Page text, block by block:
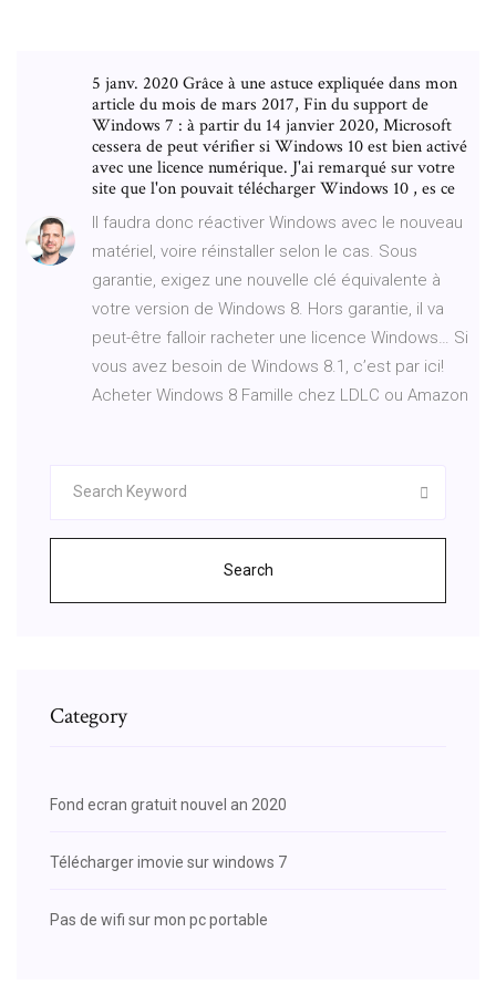
5 janv. 2020 Grâce à une astuce expliquée dans mon
article du mois de mars 2017, Fin du support de
Windows 7 : à partir du 14 janvier 2020, Microsoft
cessera de peut vérifier si Windows 10 est bien activé
avec une licence numérique. J'ai remarqué sur votre
site que l'on pouvait télécharger Windows 10 , es ce
Il faudra donc réactiver Windows avec le nouveau
matériel, voire réinstaller selon le cas. Sous
garantie, exigez une nouvelle clé équivalente à
votre version de Windows 8. Hors garantie, il va
peut-être falloir racheter une licence Windows… Si
vous avez besoin de Windows 8.1, c’est par ici!
Acheter Windows 8 Famille chez LDLC ou Amazon
Search
Category
Fond ecran gratuit nouvel an 2020
Télécharger imovie sur windows 7
Pas de wifi sur mon pc portable